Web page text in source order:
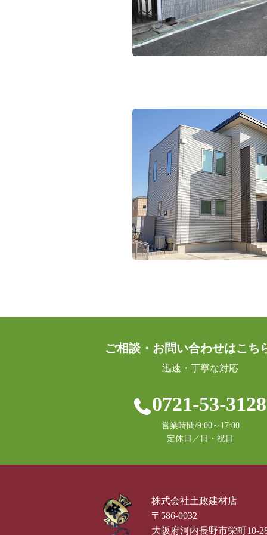
ご相談・お問い合わせはこち
迅速・丁寧な対応
0721-53-3128
営業時間/9:00～17:00
定休日／日・祝日
株式会社土政建材店
〒586-0032
大阪府河内長野市栄町10-